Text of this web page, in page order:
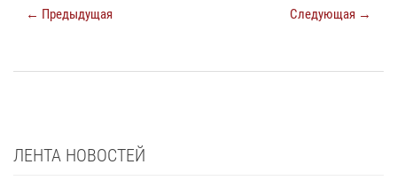
← Предыдущая Следующая →
ЛЕНТА НОВОСТЕЙ